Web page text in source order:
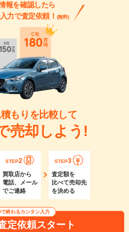
報を確認したら
力で査定依頼！ (無料)
もりを比較して
売却しよう!
STEP2
買取店から
電話、メール
でご連絡
STEP3
査定額を
比べて売却先
を決める
終わるカンタン入力
定依頼スタート